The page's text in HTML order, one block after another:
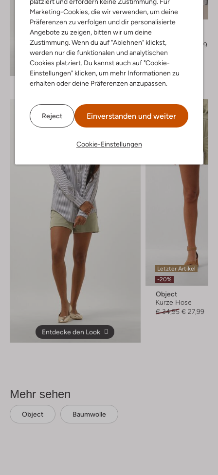
Marketing-Cookies, die wir verwenden, um deine
Präferenzen zu verfolgen und dir personalisierte
Angebote zu zeigen, bitten wir um deine
Zustimmung. Wenn du auf "Ablehnen" klickst,
werden nur die funktionalen und analytischen
Cookies platziert. Du kannst auch auf "Cookie-
Einstellungen" klicken, um mehr Informationen zu
erhalten oder deine Präferenzen anzupassen.
Reject Einverstanden und weiter
Cookie-Einstellungen
Entdecke den Look
Letzte Größen
-60%
Modström
€ 159,95
€ 63,99
+ mehr farben
Entdecke den Look
Letzter Artikel
-20%
Object
Kurze Hose
€ 34,95 € 27,99
Mehr sehen
Object Baumwolle